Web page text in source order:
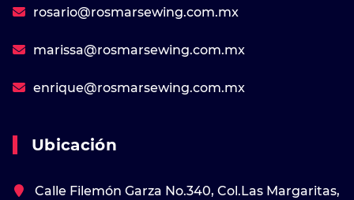
rosario@rosmarsewing.com.mx
marissa@rosmarsewing.com.mx
enrique@rosmarsewing.com.mx
Ubicación
Calle Filemón Garza No.340, Col.Las Margaritas,